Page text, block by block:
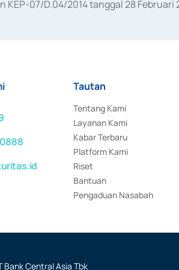
KEP-07/D.04/2014 tanggal 28
Tautan
Tentang Kami
Layanan Kami
Kabar Terbaru
Platform Kami
Riset
Bantuan
Pengaduan Nasabah
Bank Central Asia Tbk